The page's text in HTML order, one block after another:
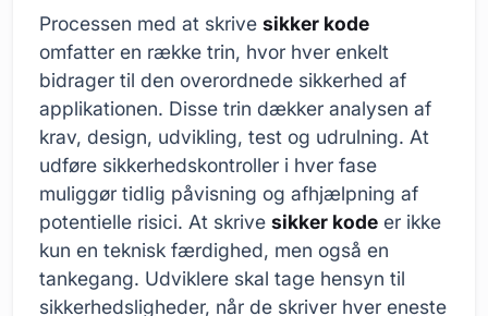
Processen med at skrive sikker kode
omfatter en række trin, hvor hver enkelt
bidrager til den overordnede sikkerhed af
applikationen. Disse trin dækker analysen af
krav, design, udvikling, test og udrulning. At
udføre sikkerhedskontroller i hver fase
muliggør tidlig påvisning og afhjælpning af
potentielle risici. At skrive sikker kode er ikke
kun en teknisk færdighed, men også en
tankegang. Udviklere skal tage hensyn til
sikkerhedsligheder, når de skriver hver eneste